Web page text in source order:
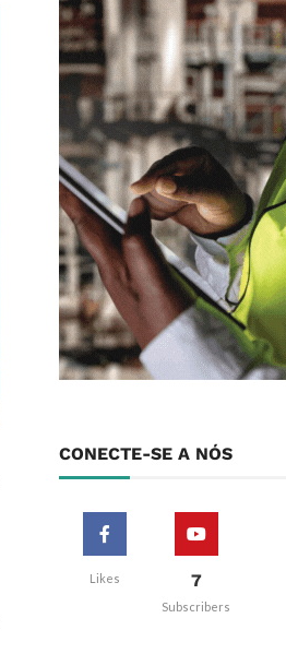
CONECTE-SE A NÓS
Likes 7
Subscribers